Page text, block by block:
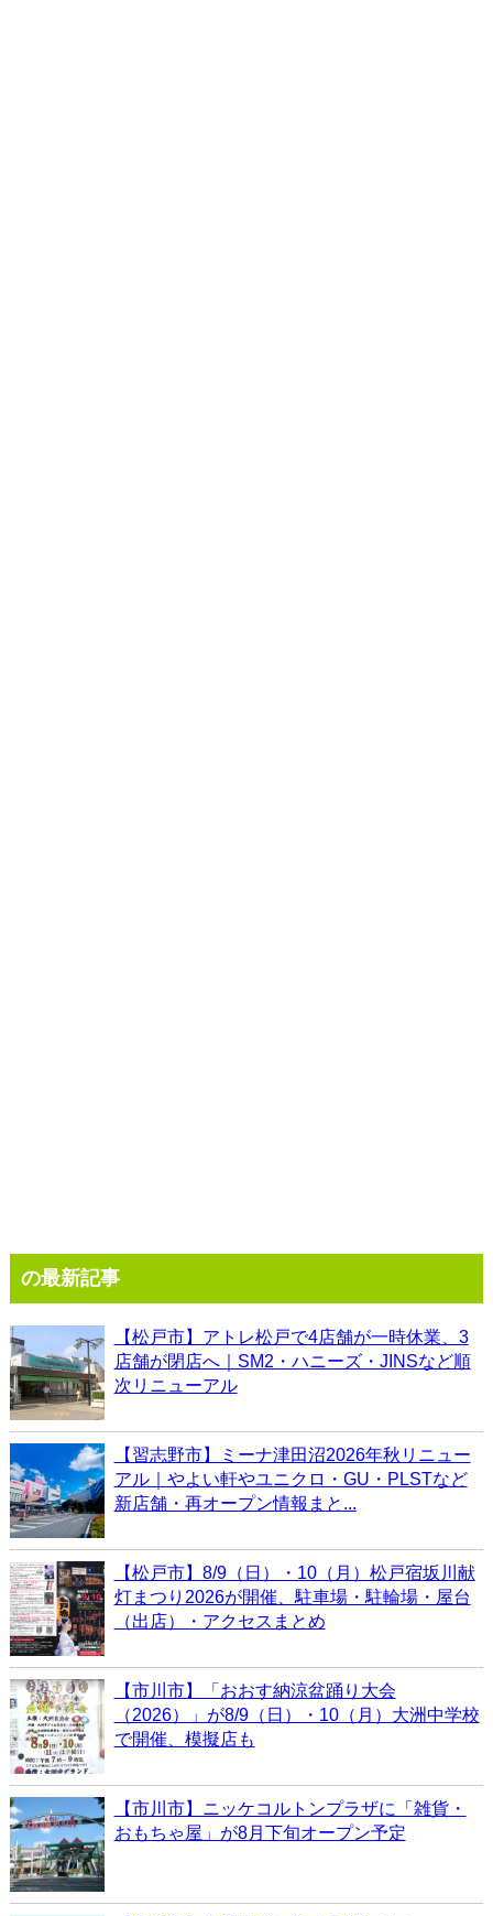
の最新記事
【松戸市】アトレ松戸で4店舗が一時休業、3
店舗が閉店へ｜SM2・ハニーズ・JINSなど順
次リニューアル
【習志野市】ミーナ津田沼2026年秋リニュー
アル｜やよい軒やユニクロ・GU・PLSTなど
新店舗・再オープン情報まと...
【松戸市】8/9（日）・10（月）松戸宿坂川献
灯まつり2026が開催、駐車場・駐輪場・屋台
（出店）・アクセスまとめ
【市川市】「おおす納涼盆踊り大会
（2026）」が8/9（日）・10（月）大洲中学校
で開催、模擬店も
【市川市】ニッケコルトンプラザに「雑貨・
おもちゃ屋」が8月下旬オープン予定